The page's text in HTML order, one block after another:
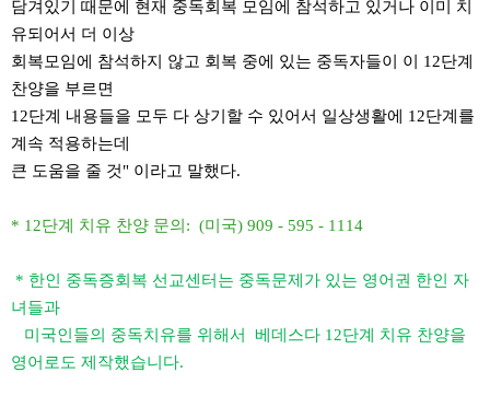
담겨있기 때문에 현재 중독회복 모임에 참석하고 있거나 이미 치
유되어서 더 이상
회복모임에 참석하지 않고 회복 중에 있는 중독자들이 이 12단계
찬양을 부르면
12단계 내용들을 모두 다 상기할 수 있어서 일상생활에 12단계를
계속 적용하는데
큰 도움을 줄 것" 이라고 말했다.
* 12단계 치유 찬양 문의: (미국) 909 - 595 - 1114
* 한인 중독증회복 선교센터는 중독문제가 있는 영어권 한인 자
녀들과
미국인들의 중독치유를 위해서
베데스다 12단계 치유 찬양을
영어로도 제작했습니다.